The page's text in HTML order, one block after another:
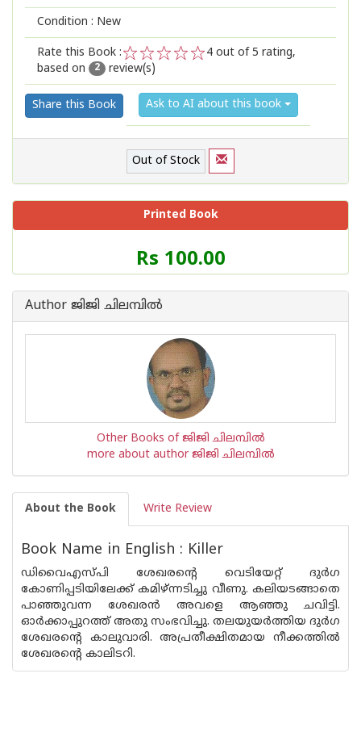
Condition : New
Rate this Book :
2
1
4 out of 5 rating,
based on
2 review(s)
Share this Book Ask to AI about this book
Out of Stock
Printed Book
Price
of
Book
Rs 100.00
Author ജിജി ചിലമ്പില്‍
Other Books of ജിജി ചിലമ്പില്‍
more about author ജിജി ചിലമ്പില്‍
About the Book Write Review
Book Name in English : Killer
ഡിവൈഎസ്പി ശേഖരന്റെ വെടിയേറ്റ് ദുര്‍ഗ
കോണിപ്പടിയിലേക്ക് കമിഴ്ന്നടിച്ചു വീണു. കലിയടങ്ങാതെ
പാഞ്ഞുവന്ന ശേഖരന്‍ അവളെ ആഞ്ഞു ചവിട്ടി.
ഓര്‍ക്കാപ്പുറത്ത് അതു സംഭവിച്ചു. തലയുയര്‍ത്തിയ ദുര്‍ഗ
ശേഖരന്റെ കാലുവാരി. അപ്രതീക്ഷിതമായ നീക്കത്തില്‍
ശേഖരന്റെ കാലിടറി.